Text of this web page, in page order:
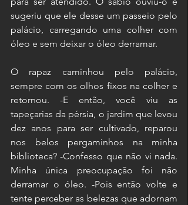
sugeriu que ele desse um passeio pelo
palácio, carregando uma colher com
óleo e sem deixar o óleo derramar.
O rapaz caminhou pelo palácio,
sempre com os olhos fixos na colher e
retornou. -E então, você viu as
tapeçarias da pérsia, o jardim que levou
dez anos para ser cultivado, reparou
nos belos pergaminhos na minha
biblioteca? -Confesso que não vi nada.
Minha única preocupação foi não
derramar o óleo. -Pois então volte e
tente perceber as belezas que adornam